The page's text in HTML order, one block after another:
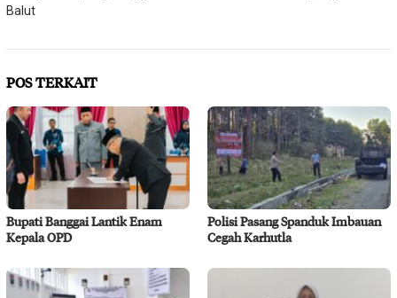
Balut
POS TERKAIT
Bupati Banggai Lantik Enam
Kepala OPD
Polisi Pasang Spanduk Imbauan
Cegah Karhutla